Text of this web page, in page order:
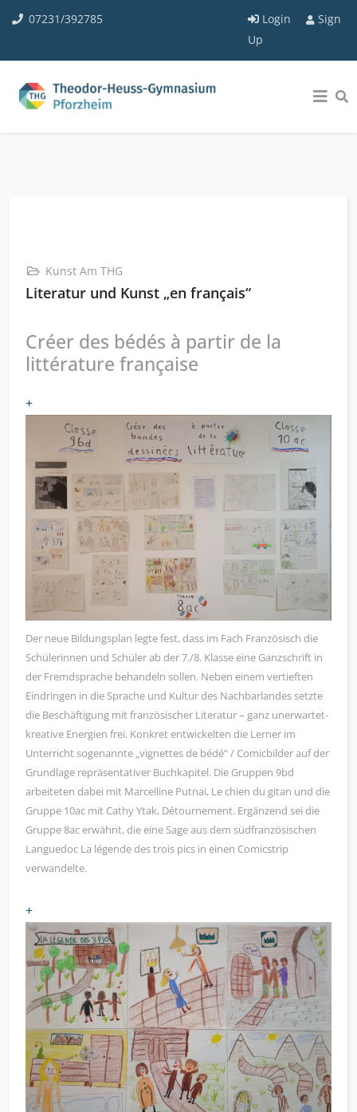
07231/392785 Login
Sign
Up
Kunst Am THG
Literatur und Kunst „en français“
Créer des bédés à partir de la
littérature française
+
Der neue Bildungsplan legte fest, dass im Fach Französisch die
Schülerinnen und Schüler ab der 7./8. Klasse eine Ganzschrift in
der Fremdsprache behandeln sollen. Neben einem vertieften
Eindringen in die Sprache und Kultur des Nachbarlandes setzte
die Beschäftigung mit französischer Literatur – ganz unerwartet-
kreative Energien frei. Konkret entwickelten die Lerner im
Unterricht sogenannte „vignettes de bédé“ / Comicbilder auf der
Grundlage repräsentativer Buchkapitel. Die Gruppen 9bd
arbeiteten dabei mit Marcelline Putnai, Le chien du gitan und die
Gruppe 10ac mit Cathy Ytak, Détournement. Ergänzend sei die
Gruppe 8ac erwähnt, die eine Sage aus dem südfranzösischen
Languedoc La légende des trois pics in einen Comicstrip
verwandelte.
+